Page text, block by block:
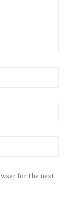
for the next